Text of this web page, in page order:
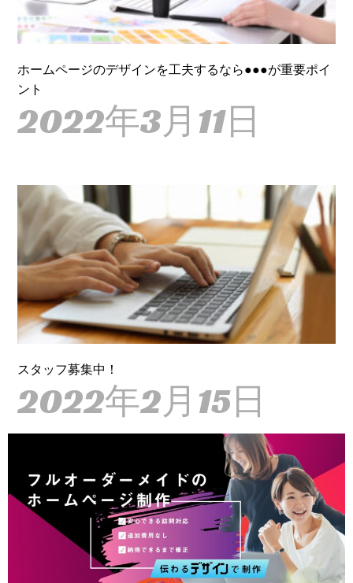
ホームページのデザインを工夫するなら●●●が重要ポイ
ント
2022年3月11日
スタッフ募集中！
2022年2月15日